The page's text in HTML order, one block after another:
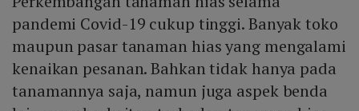
pandemi Covid-19 cukup tinggi. Banyak toko
maupun pasar tanaman hias yang mengalami
kenaikan pesanan. Bahkan tidak hanya pada
tanamannya saja, namun juga aspek benda